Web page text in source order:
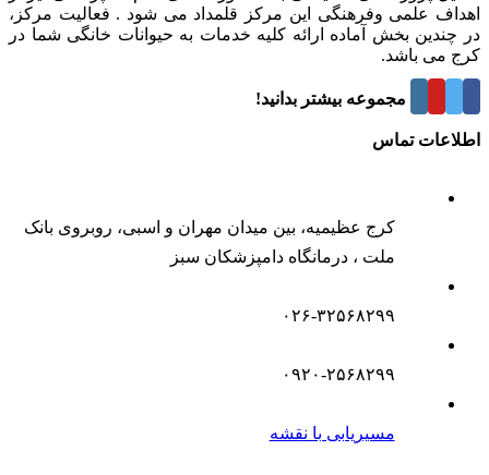
اهداف علمی وفرهنگی این مرکز قلمداد می شود . فعالیت مرکز،
در چندین بخش آماده ارائه کلیه خدمات به حیوانات خانگی شما در
کرج می باشد.
درباره این مجموعه بیشتر بدانید!
اطلاعات تماس
کرج عظیمیه، بین میدان مهران و اسبی، روبروی بانک
ملت ، درمانگاه دامپزشکان سبز
۰۲۶-۳۲۵۶۸۲۹۹
۰۹۲۰-۲۵۶۸۲۹۹
مسیریابی با نقشه